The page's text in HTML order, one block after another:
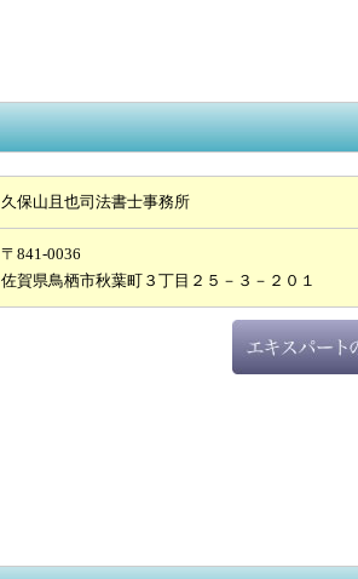
久保山且也司法書士事務所
〒841-0036
佐賀県鳥栖市秋葉町３丁目２５－３－２０１